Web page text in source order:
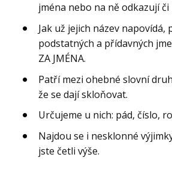
jména nebo na ně odkazují či
Jak už jejich název napovídá,
podstatných a přídavných
ZA JMÉNA.
Patří mezi ohebné slovní
že se dají skloňovat.
Určujeme u nich: pád, číslo,
Najdou se i nesklonné
jste četli výše.